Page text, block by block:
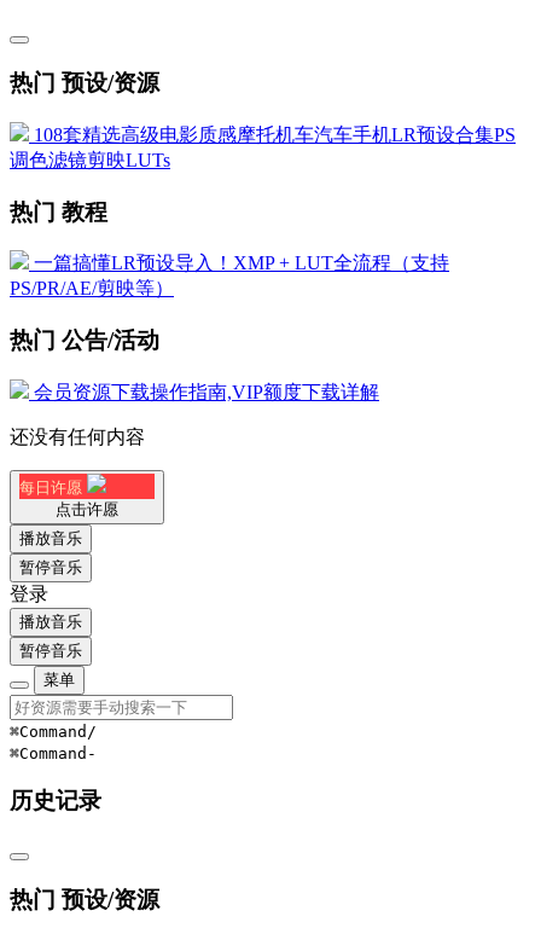
热门 预设/资源
108套精选高级电影质感摩托机车汽车手机LR预设合集PS
调色滤镜剪映LUTs
热门 教程
一篇搞懂LR预设导入！XMP + LUT全流程（支持
PS/PR/AE/剪映等）
热门 公告/活动
会员资源下载操作指南,VIP额度下载详解
还没有任何内容
每日许愿
点击许愿
播放音乐
暂停音乐
登录
播放音乐
暂停音乐
菜单
⌘Command /
⌘Command -
历史记录
热门 预设/资源